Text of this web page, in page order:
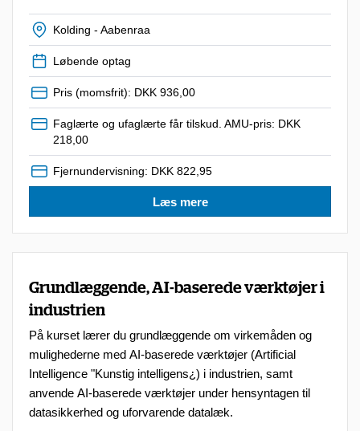
kommunikerer med AI for at udvikle tilpasset indhold, fra
formulering af præcise forespørgsler til optimering af AI-
respons.
Læs mere
Kolding - Aabenraa
Løbende optag
Pris (momsfrit): DKK 936,00
Faglærte og ufaglærte får tilskud. AMU-pris: DKK
218,00
Fjernundervisning: DKK 822,95
Grundlæggende, AI-baserede værktøjer i
industrien
På kurset lærer du grundlæggende om virkemåden og
mulighederne med AI-baserede værktøjer (Artificial
Intelligence "Kunstig intelligens¿) i industrien, samt
anvende AI-baserede værktøjer under hensyntagen til
datasikkerhed og uforvarende datalæk.